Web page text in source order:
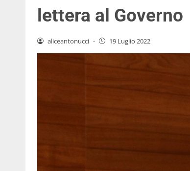
lettera al Governo
aliceantonucci - 19 Luglio 2022